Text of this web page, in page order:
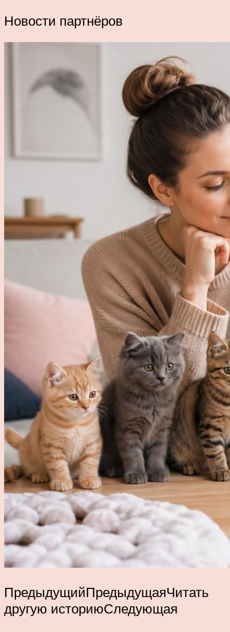
Новости партнёров
ПредыдущийПредыдущаяЧитать
другую историюСледующая